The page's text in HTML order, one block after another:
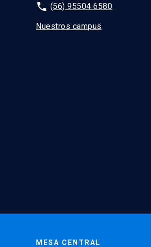
phone (56) 95504 6580
Nuestros campus
MESA CENTRAL